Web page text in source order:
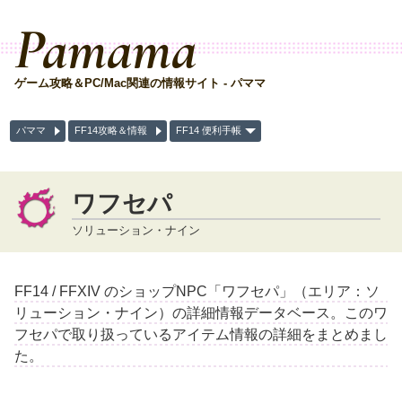
Pamama
ゲーム攻略＆PC/Mac関連の情報サイト - パママ
パママ FF14攻略＆情報 FF14 便利手帳
ワフセパ
ソリューション・ナイン
FF14 / FFXIV のショップNPC「ワフセパ」（エリア：ソ
リューション・ナイン）の詳細情報データベース。このワ
フセパで取り扱っているアイテム情報の詳細をまとめまし
た。